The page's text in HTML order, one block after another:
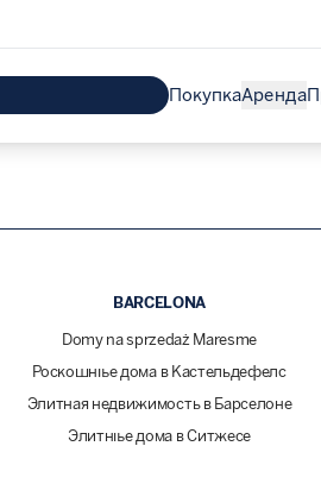
ПокупкаАренда
BARCELONA
Domy na sprzedaż Maresme
Роскошные дома в Кастельдефелс
Элитная недвижимость в Барселоне
Элитные дома в Ситжесе